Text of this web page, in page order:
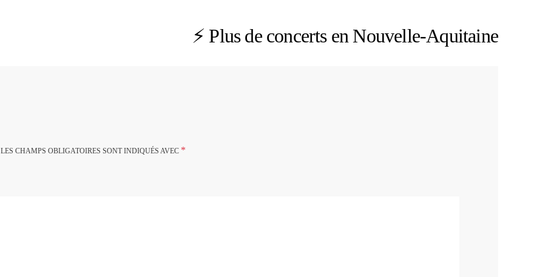
⚡️ Plus de concerts en Nouvelle-Aquitaine
LES CHAMPS OBLIGATOIRES SONT INDIQUÉS AVEC *